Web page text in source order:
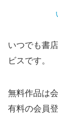
いつでも書
ビスです。
無料作品は
有料の会員